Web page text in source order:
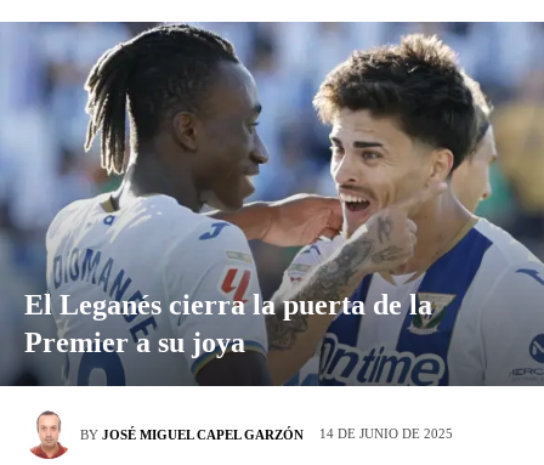
El Leganés cierra la puerta de la
Premier a su joya
BY JOSÉ MIGUEL CAPEL GARZÓN 14 DE JUNIO DE 2025